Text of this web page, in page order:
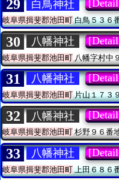
29 白鳥神社
岐阜県揖斐郡池田町白鳥５３６
30 八幡神社
岐阜県揖斐郡池田町 八幡字村中
31 八幡神社
岐阜県揖斐郡池田町片山１７３
32 八幡神社
岐阜県揖斐郡池田町杉野９６番
33 八幡神社
岐阜県揖斐郡池田町上田６８６